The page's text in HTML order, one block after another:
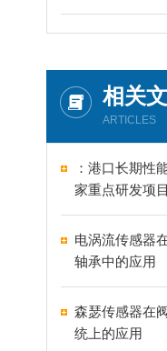
相关
ARTICLES
：港口长期性
家重点研发项
电涡流传感器
轴承中的应用
森瑟传感器在
统上的应用